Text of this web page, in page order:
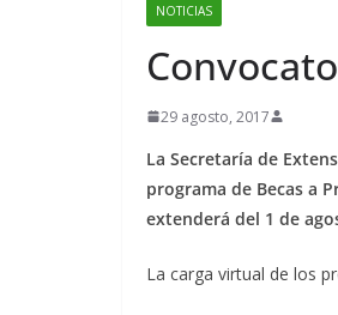
NOTICIAS
29 agosto, 2017
La Secretaría de
programa de Becas a
extenderá del 1 de
La carga virtual de los